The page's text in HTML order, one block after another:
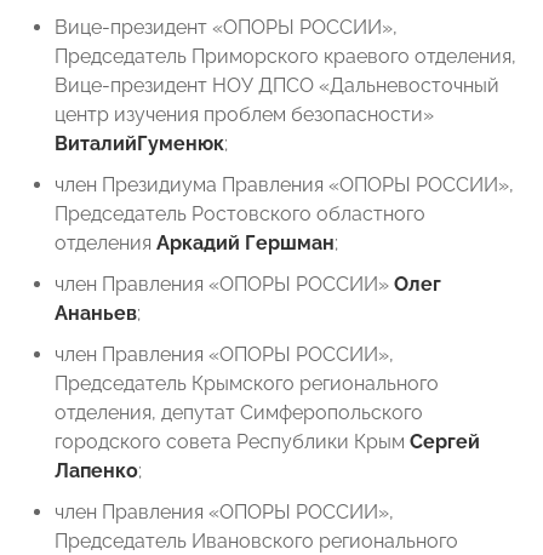
Вице-президент «ОПОРЫ РОССИИ»,
Председатель Приморского краевого отделения,
Вице-президент НОУ ДПСО «Дальневосточный
центр изучения проблем безопасности»
Виталий Гуменюк;
член Президиума Правления «ОПОРЫ РОССИИ»,
Председатель Ростовского областного
отделения Аркадий Гершман;
член Правления «ОПОРЫ РОССИИ» Олег
Ананьев;
член Правления «ОПОРЫ РОССИИ»,
Председатель Крымского регионального
отделения, депутат Симферопольского
городского совета Республики Крым Сергей
Лапенко;
член Правления «ОПОРЫ РОССИИ»,
Председатель Ивановского регионального